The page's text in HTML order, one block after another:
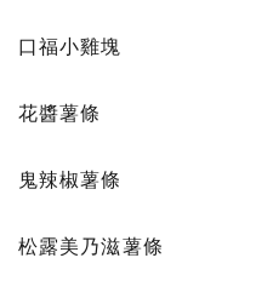
口福小雞塊
花醬薯條
鬼辣椒薯條
松露美乃滋薯條